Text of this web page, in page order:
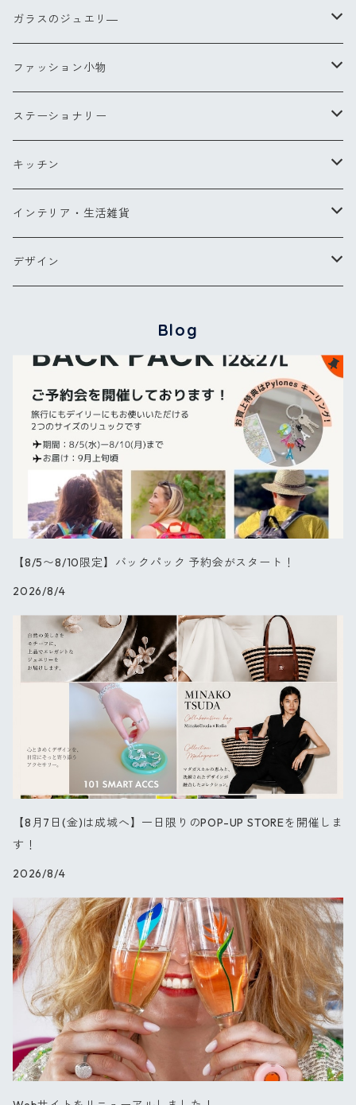
ヘアブラシ
Sサイズ
Lサイズ
コンパクトブラシ
チークブラシ
ミラー
ヘアアクセサリー
ガラスのジュエリ―
リングXS(ナノ)
リングS
リングM
ペンダント
ピアス
ファッション小物
スカーフ
バッグ・ポーチ
バッグ
ポーチ
お財布・コインケース
メガネケース他
バッグ＆ウォレット
ステーショナリー
ペン
ポストカード
カードケース
キッチン
キッチンツール
エプロン
インテリア・生活雑貨
ブランケット
その他
キーリング
デザイン
コクリコ
ブーケ
パレット
【NEW】チューリップ
ダリア
バード
スプリング
オーキッド
ブルーパレット
PARIS
セレブレーション
Blog
【8/5〜8/10限定】バックパック 予約会がスタート！
2026/8/4
【8月7日(金)は成城へ】一日限りのPOP-UP STOREを開催しま
す！
2026/8/4